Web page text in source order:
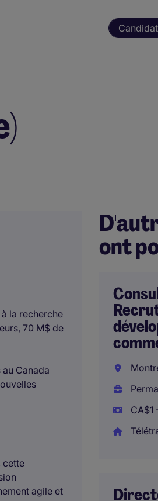
la recherche
70 M$ de
Canada
cette
agile et
ont
CA$1